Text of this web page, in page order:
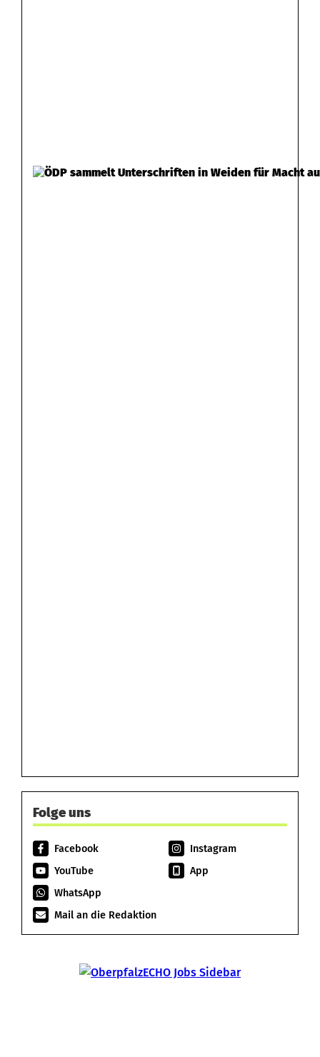
Folge uns
Facebook
Instagram
YouTube
App
WhatsApp
Mail an die Redaktion